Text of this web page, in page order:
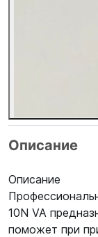
Описание
Описание
10N VA
поможет при